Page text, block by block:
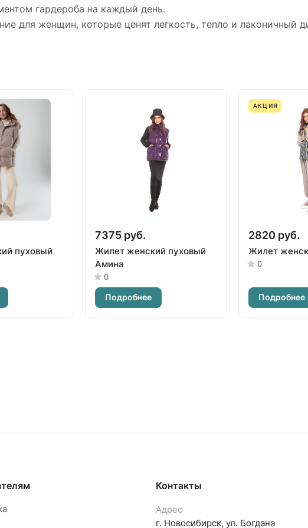
гардероба на каждый день.
для женщин, которые ценят легкость, тепло и лаконичный
пуховый
7375 руб.
Жилет женский пуховый
Амина
0
Подробнее
АКЦИЯ
2820 руб.
Жилет
0
Подробнее
Контакты
Адрес
г. Новосибирск, ул. Богдана